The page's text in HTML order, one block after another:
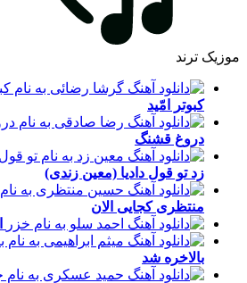
موزیک ترند
کبوتر امّید
دروغ قشنگ
زدتو قول دادیا (معین زندی)
منتظریکجایی الان
بالاخره شد